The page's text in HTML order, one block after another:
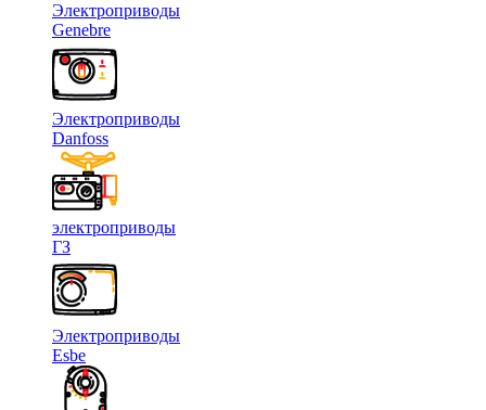
Электроприводы
Genebre
Электроприводы
Danfoss
электроприводы
ГЗ
Электроприводы
Esbe